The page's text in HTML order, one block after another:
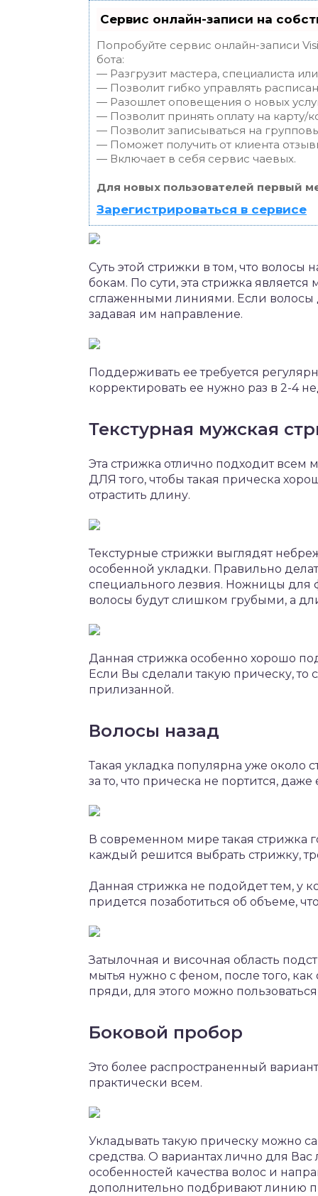
Сервис онлайн-записи на
Попробуйте сервис онлайн-записи
бота:
— Разгрузит мастера, специалиста
— Позволит гибко управлять
— Разошлет оповещения о новых
— Позволит принять оплату на карту/
— Позволит записываться на
— Поможет получить от клиента
— Включает в себя сервис чаевых.
Для новых пользователей первый
Зарегистрироваться в сервисе
Суть этой стрижки в том, что волосы
бокам. По сути, эта стрижка
сглаженными линиями. Если волосы
задавая им направление.
Поддерживать ее требуется
корректировать ее нужно раз в 2-4
Текстурная мужская
Эта стрижка отлично подходит всем
ДЛЯ того, чтобы такая прическа
отрастить длину.
Текстурные стрижки выглядят
особенной укладки. Правильно
специального лезвия. Ножницы для
волосы будут слишком грубыми, а
Данная стрижка особенно хорошо
Если Вы сделали такую прическу, то
прилизанной.
Волосы назад
Такая укладка популярна уже около
за то, что прическа не портится,
В современном мире такая стрижка
каждый решится выбрать стрижку,
Данная стрижка не подойдет тем, у
придется позаботиться об объеме,
Затылочная и височная область
мытья нужно с феном, после того,
пряди, для этого можно
Боковой пробор
Это более распространенный
практически всем.
Укладывать такую прическу можно
средства. О вариантах лично для
особенностей качества волос и
дополнительно подбривают линию